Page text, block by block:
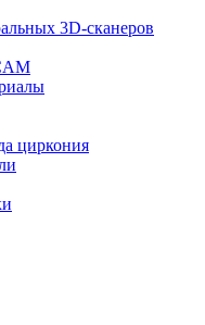
3D-сканеров
циркония